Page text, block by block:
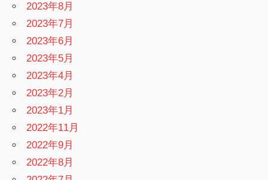
2023年8月
2023年7月
2023年6月
2023年5月
2023年4月
2023年2月
2023年1月
2022年11月
2022年9月
2022年8月